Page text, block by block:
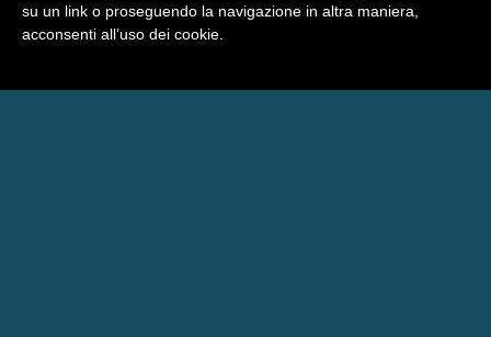
Negozio
su un link o proseguendo la navigazione in altra maniera,
acconsenti all’uso dei cookie.